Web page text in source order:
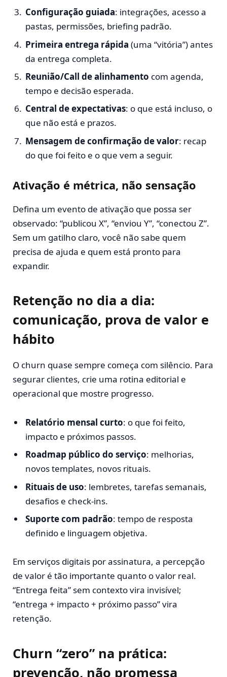
Configuração guiada: integrações, acesso a
pastas, permissões, briefing padrão.
Primeira entrega rápida (uma “vitória”) antes
da entrega completa.
Reunião/Call de alinhamento com agenda,
tempo e decisão esperada.
Central de expectativas: o que está incluso, o
que não está e prazos.
Mensagem de confirmação de valor: recap
do que foi feito e o que vem a seguir.
Ativação é métrica, não sensação
Defina um evento de ativação que possa ser
observado: “publicou X”, “enviou Y”, “conectou Z”.
Sem um gatilho claro, você não sabe quem
precisa de ajuda e quem está pronto para
expandir.
Retenção no dia a dia:
comunicação, prova de valor e
hábito
O churn quase sempre começa com silêncio. Para
segurar clientes, crie uma rotina editorial e
operacional que mostre progresso.
Relatório mensal curto: o que foi feito,
impacto e próximos passos.
Roadmap público do serviço: melhorias,
novos templates, novos rituais.
Rituais de uso: lembretes, tarefas semanais,
desafios e check-ins.
Suporte com padrão: tempo de resposta
definido e linguagem objetiva.
Em serviços digitais por assinatura, a percepção
de valor é tão importante quanto o valor real.
“Entrega feita” sem contexto vira invisível;
“entrega + impacto + próximo passo” vira
retenção.
Churn “zero” na prática:
prevenção, não promessa